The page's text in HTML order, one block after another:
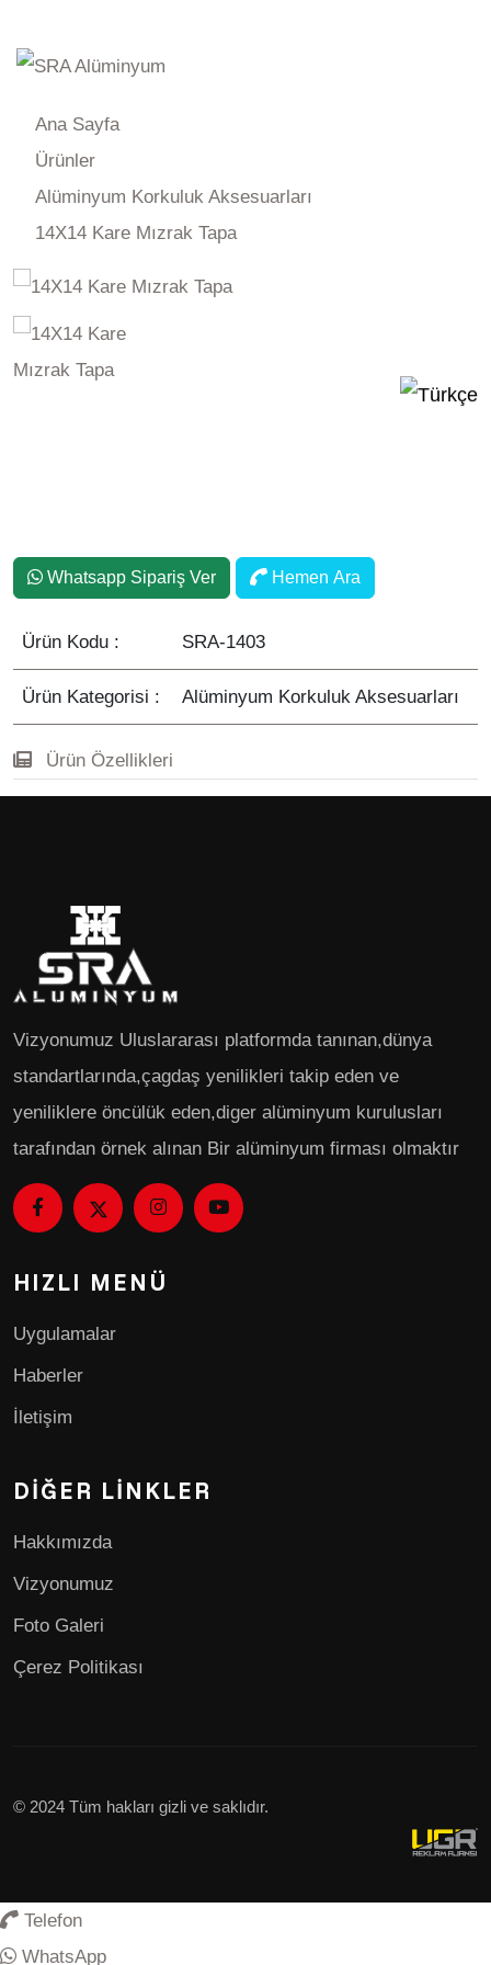
Ürünler
Ana Sayfa
Ürünler
Alüminyum Korkuluk Aksesuarları
14X14 Kare Mızrak Tapa
Whatsapp Sipariş Ver Hemen Ara
Ürün Kodu : SRA-1403
Ürün Kategorisi : Alüminyum Korkuluk Aksesuarları
Ürün Özellikleri
Vizyonumuz Uluslararası platformda tanınan,dünya
standartlarında,çagdaş yenilikleri takip eden ve
yeniliklere öncülük eden,diger alüminyum kurulusları
tarafından örnek alınan Bir alüminyum firması olmaktır
HIZLI MENÜ
Uygulamalar
Haberler
İletişim
DIĞER LINKLER
Hakkımızda
Vizyonumuz
Foto Galeri
Çerez Politikası
© 2024 Tüm hakları gizli ve saklıdır.
Telefon
WhatsApp